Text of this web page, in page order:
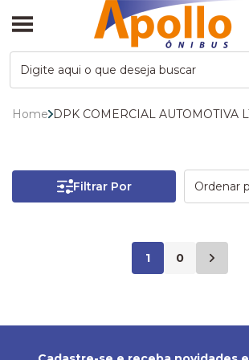
Home DPK COMERCIAL AUTOMOTIVA
Filtrar Por
1 0